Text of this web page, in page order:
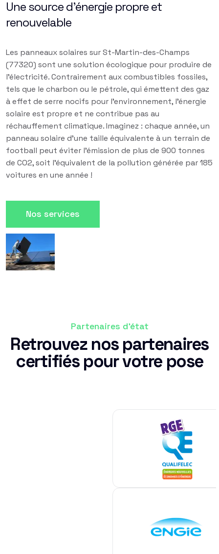
Une source d'énergie propre et
renouvelable
Les panneaux solaires sur St-Martin-des-Champs
(77320) sont une solution écologique pour produire de
l'électricité. Contrairement aux combustibles fossiles,
tels que le charbon ou le pétrole, qui émettent des gaz
à effet de serre nocifs pour l'environnement, l'énergie
solaire est propre et ne contribue pas au
réchauffement climatique. Imaginez : chaque année, un
panneau solaire d'une taille équivalente à un terrain de
football peut éviter l'émission de plus de 900 tonnes
de CO2, soit l'équivalent de la pollution générée par 185
voitures en une année !
Nos services
Partenaires d'état
Retrouvez nos partenaires
certifiés pour votre pose